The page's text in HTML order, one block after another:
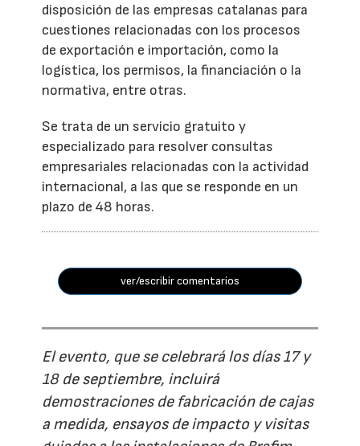
disposición de las empresas catalanas para
cuestiones relacionadas con los procesos
de exportación e importación, como la
logística, los permisos, la financiación o la
normativa, entre otras.
Se trata de un servicio gratuito y
especializado para resolver consultas
empresariales relacionadas con la actividad
internacional, a las que se responde en un
plazo de 48 horas.
ver/escribir comentarios
El evento, que se celebrará los días 17 y
18 de septiembre, incluirá
demostraciones de fabricación de cajas
a medida, ensayos de impacto y visitas